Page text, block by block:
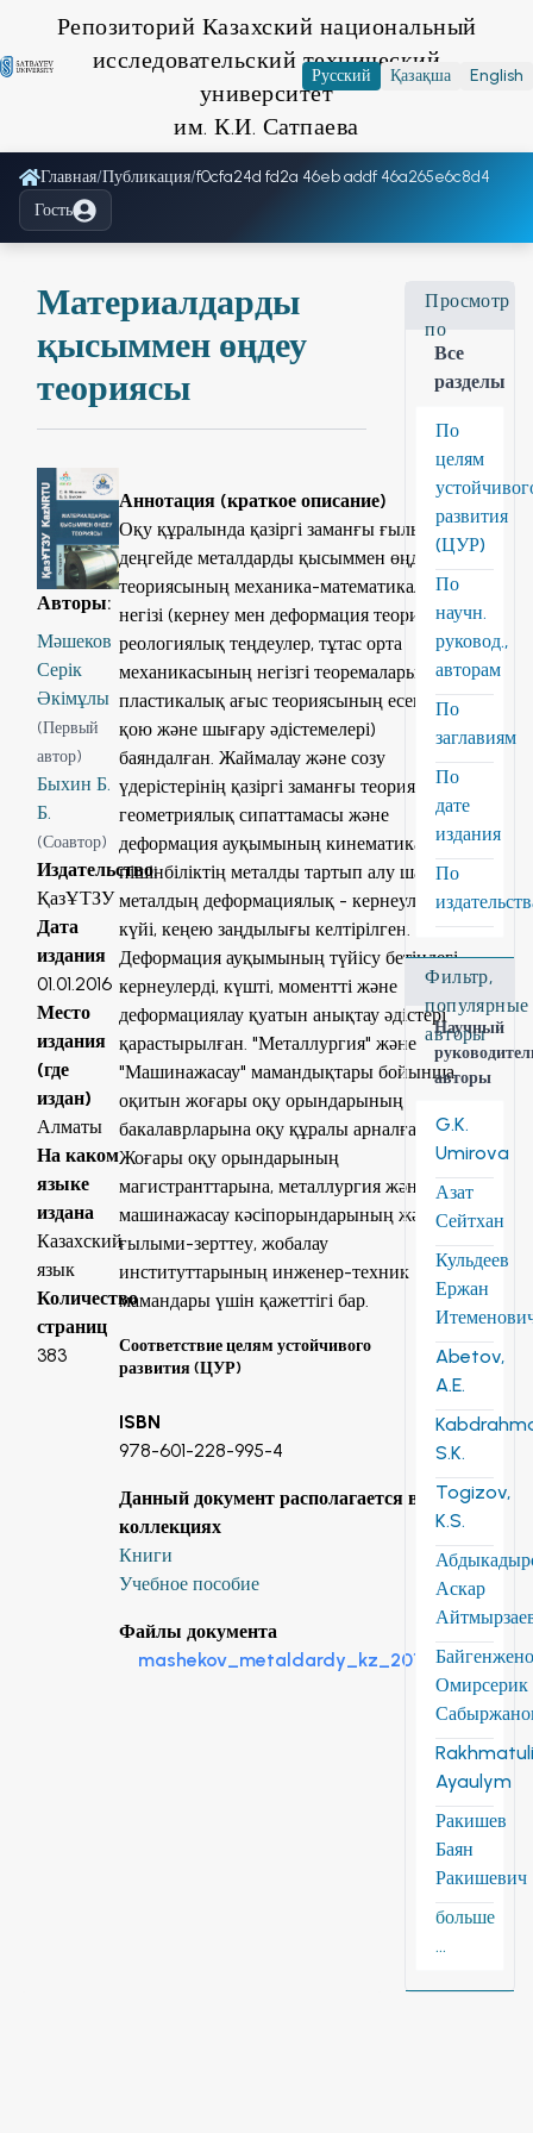
Репозиторий Казахский национальный
исследовательский технический
университет
им. К.И. Сатпаева
Русский Қазақша English
Главная/Публикация/f0cfa24d fd2a 46eb addf 46a265e6c8d4
Гость
Материалдарды
қысыммен өңдеу
теориясы
Авторы:
Мәшеков
Серік
Әкімұлы
(Первый
автор)
Быхин Б.
Б.
(Соавтор)
Издательство:
ҚазҰТЗУ
Дата
издания
01.01.2016
Место
издания
(где
издан)
Алматы
На каком
языке
издана
Казахский
язык
Количество
страниц
383
Аннотация (краткое описание)
Оқу құралында қазіргі заманғы ғылымдық
деңгейде металдарды қысыммен өңдеу
теориясының механика-математикалық
негізі (кернеу мен деформация теориясы,
реологиялық теңдеулер, тұтас орта
механикасының негізгі теоремалары,
пластикалық ағыс теориясының есептерін
қою және шығару әдістемелері)
баяндалған. Жаймалау және созу
үдерістерінің қазіргі заманғы теориясы,
геометриялық сипаттамасы және
деформация ауқымының кинематикасы,
пішінбіліктің металды тартып алу шарты,
металдың деформациялық - кернеулік
күйі, кеңею заңдылығы келтірілген.
Деформация ауқымының түйісу бетіндегі
кернеулерді, күшті, моментті және
деформациялау қуатын анықтау әдістері
қарастырылған. "Металлургия" және
"Машинажасау" мамандықтары бойынша
оқитын жоғары оқу орындарының
бакалаврларына оқу құралы арналған.
Жоғары оқу орындарының
магистранттарына, металлургия және
машинажасау кәсіпорындарының және
ғылыми-зерттеу, жобалау
институттарының инженер-техник
мамандары үшін қажеттігі бар.
Соответствие целям устойчивого
развития (ЦУР)
ISBN
978-601-228-995-4
Данный документ располагается в
коллекциях
Книги
Учебное пособие
Файлы документа
mashekov_metaldardy_kz_2016.pdf
Просмотр
по
Все
разделы
По
целям
развития
(ЦУР)
По
научн.
руковод.,
авторам
По
заглавиям
По
дате
издания
По
Фильтр,
популярные
авторы
Научный
авторы
G.K.
Umirova
Азат
Сейтхан
Кульдеев
Ержан
Abetov,
A.E.
S.K.
Togizov,
K.S.
Аскар
Омирсерик
Ayaulym
Ракишев
Баян
Ракишевич
больше
...